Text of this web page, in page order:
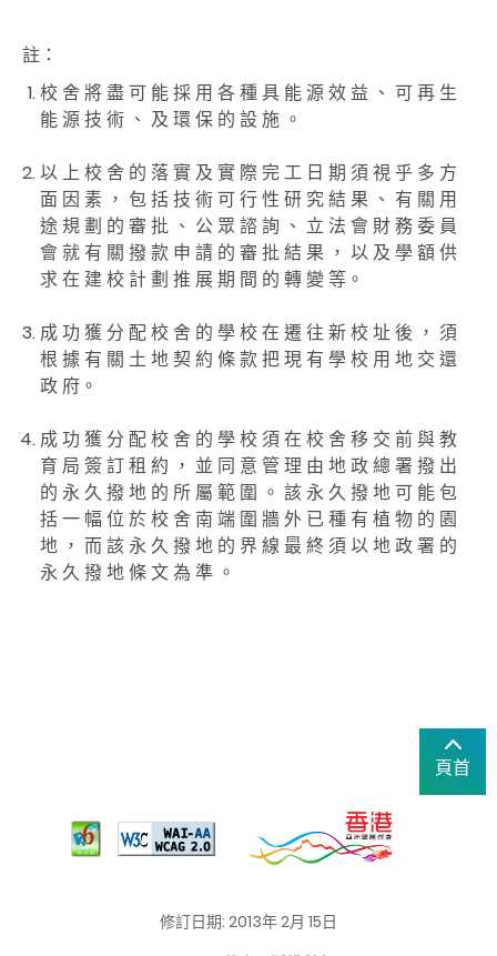
註 ：
校 舍 將 盡 可 能 採 用 各 種 具 能 源 效 益 、 可 再 生
能 源 技 術 、 及 環 保 的 設 施 。
以 上 校 舍 的 落 實 及 實 際 完 工 日 期 須 視 乎 多 方
面 因 素 ， 包 括 技 術 可 行 性 研 究 結 果 、 有 關 用
途 規 劃 的 審 批 、 公 眾 諮 詢 、 立 法 會 財 務 委 員
會 就 有 關 撥 款 申 請 的 審 批 結 果 ， 以 及 學 額 供
求 在 建 校 計 劃 推 展 期 間 的 轉 變 等。
成 功 獲 分 配 校 舍 的 學 校 在 遷 往 新 校 址 後 ， 須
根 據 有 關 土 地 契 約 條 款 把 現 有 學 校 用 地 交 還
政 府。
成 功 獲 分 配 校 舍 的 學 校 須 在 校 舍 移 交 前 與 教
育 局 簽 訂 租 約 ， 並 同 意 管 理 由 地 政 總 署 撥 出
的 永 久 撥 地 的 所 屬 範 圍 。 該 永 久 撥 地 可 能 包
括 一 幅 位 於 校 舍 南 端 圍 牆 外 已 種 有 植 物 的 園
地 ， 而 該 永 久 撥 地 的 界 線 最 終 須 以 地 政 署 的
永 久 撥 地 條 文 為 準 。
頁首
修訂日期: 2013年 2月 15日